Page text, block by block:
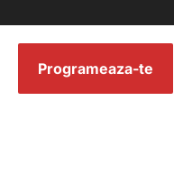
Programeaza-te